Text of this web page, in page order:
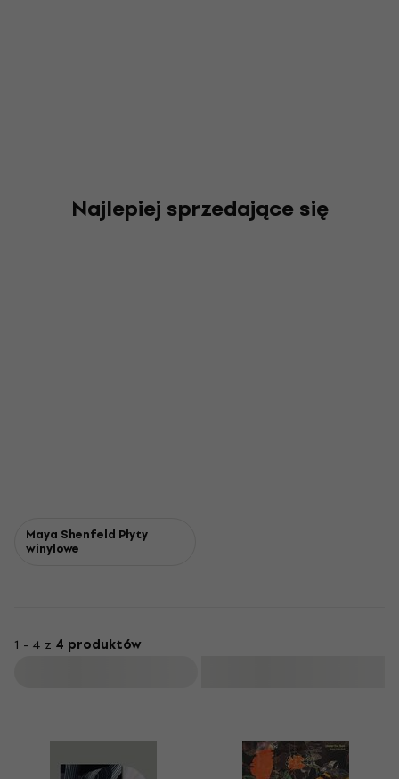
Najlepiej sprzedające się
Maya Shenfeld Płyty
winylowe
1 - 4 z 4 produktów